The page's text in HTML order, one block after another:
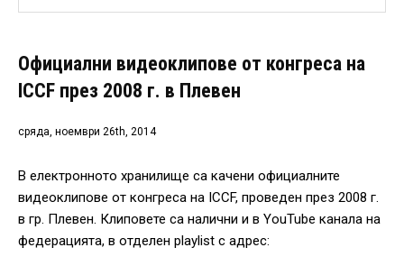
Официални видеоклипове от конгреса на
ICCF през 2008 г. в Плевен
сряда, ноември 26th, 2014
В електронното хранилище са качени официалните
видеоклипове от конгреса на ICCF, проведен през 2008 г.
в гр. Плевен. Клиповете са налични и в YouTube канала на
федерацията, в отделен playlist с адрес: